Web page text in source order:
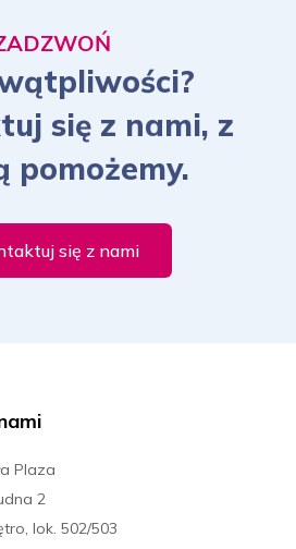
się z nami, z
pomożemy.
się z nami
Plaza
2
lok. 502/503